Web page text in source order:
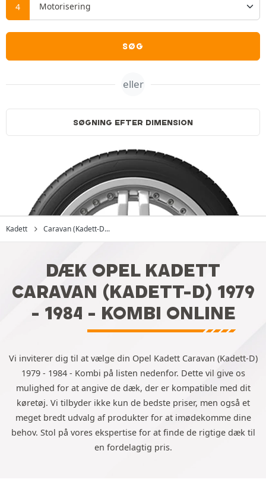
SØG
eller
SØGNING EFTER DIMENSION
Kadett Caravan (Kadett-D...
DÆK OPEL KADETT
CARAVAN (KADETT-D) 1979
- 1984 - KOMBI ONLINE
Vi inviterer dig til at vælge din Opel Kadett Caravan (Kadett-D)
1979 - 1984 - Kombi på listen nedenfor. Dette vil give os
mulighed for at angive de dæk, der er kompatible med dit
køretøj. Vi tilbyder ikke kun de bedste priser, men også et
meget bredt udvalg af produkter for at imødekomme dine
behov. Stol på vores ekspertise for at finde de rigtige dæk til
en fordelagtig pris.